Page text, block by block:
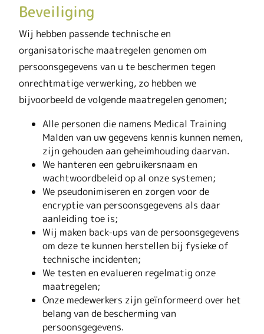
Beveiliging
Wij hebben passende technische en
organisatorische maatregelen genomen om
persoonsgegevens van u te beschermen tegen
onrechtmatige verwerking, zo hebben we
bijvoorbeeld de volgende maatregelen genomen;
Alle personen die namens Medical Training
Malden van uw gegevens kennis kunnen nemen,
zijn gehouden aan geheimhouding daarvan.
We hanteren een gebruikersnaam en
wachtwoordbeleid op al onze systemen;
We pseudonimiseren en zorgen voor de
encryptie van persoonsgegevens als daar
aanleiding toe is;
Wij maken back-ups van de persoonsgegevens
om deze te kunnen herstellen bij fysieke of
technische incidenten;
We testen en evalueren regelmatig onze
maatregelen;
Onze medewerkers zijn geïnformeerd over het
belang van de bescherming van
persoonsgegevens.